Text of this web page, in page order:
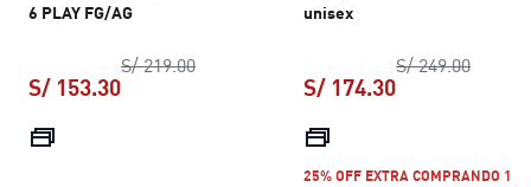
6 PLAY FG/AG
S/ 219.00precio original S/ 219.00
S/ 153.30
precio actual S/ 153.30
unisex
S/ 249.00precio
S/ 174.30
25% OFF EXTRA COMPRANDO 1